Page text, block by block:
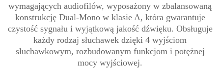
wymagających audiofilów, wyposażony w zbalansowaną
konstrukcję Dual-Mono w klasie A, która gwarantuje
czystość sygnału i wyjątkową jakość dźwięku. Obsługuje
każdy rodzaj słuchawek dzięki 4 wyjściom
słuchawkowym, rozbudowanym funkcjom i potężnej
mocy wyjściowej.